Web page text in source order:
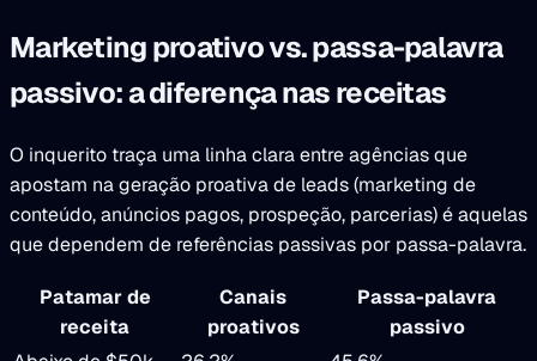
Marketing proativo vs. passa-palavra
passivo: a diferença nas receitas
O inquerito traça uma linha clara entre agências que
apostam na geração proativa de leads (marketing de
conteúdo, anúncios pagos, prospeção, parcerias) é aquelas
que dependem de referências passivas por passa-palavra.
Patamar de
receita
Canais
proativos
Passa-palavra
passivo